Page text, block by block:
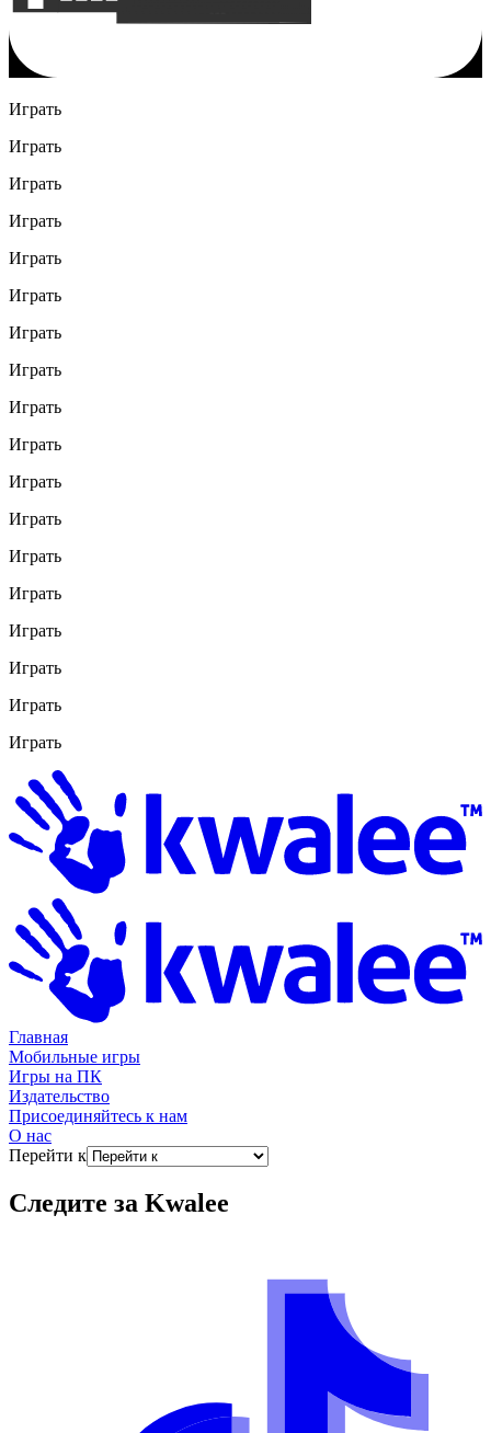
Играть
Играть
Играть
Играть
Играть
Играть
Играть
Играть
Играть
Играть
Играть
Играть
Играть
Играть
Играть
Играть
Играть
Играть
Главная
Мобильные игры
Игры на ПК
Издательство
Присоединяйтесь к нам
О нас
Перейти к
Следите за Kwalee